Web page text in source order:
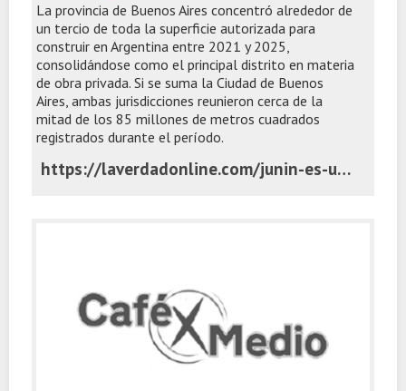
La provincia de Buenos Aires concentró alrededor de
un tercio de toda la superficie autorizada para
construir en Argentina entre 2021 y 2025,
consolidándose como el principal distrito en materia
de obra privada. Si se suma la Ciudad de Buenos
Aires, ambas jurisdicciones reunieron cerca de la
mitad de los 85 millones de metros cuadrados
registrados durante el período.
https://laverdadonline.com/junin-es-una-de-las-ciudades-de-la-provincia-en-las-que-mas-se-construye/